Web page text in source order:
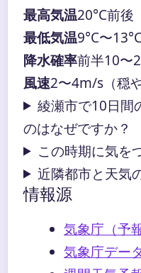
最高気温20°C前後
最低気温9°C〜
降水確率前半10〜
風速2〜4m/s（穏や
綾瀬市で10日間
のはなぜですか？
この時期に気を
近隣都市と天気
情報源
気象庁（予
気象庁デー